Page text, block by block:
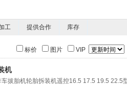
工 提供合作 库存
标价 图片 VIP
机
拔胎机轮胎拆装机遥控16.5 17.5 19.5 22.5